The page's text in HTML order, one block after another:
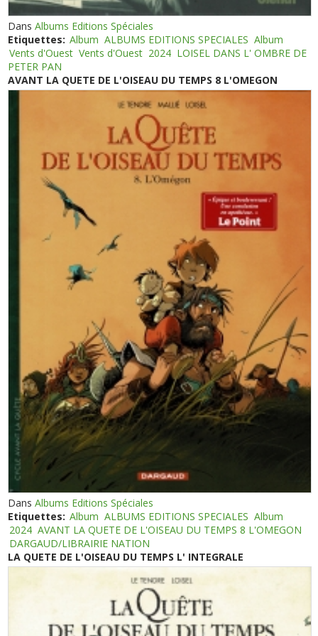
DansAlbums Editions Spéciales
Etiquettes: Album ALBUMS EDITIONS SPECIALES Album
Vents d'Ouest Vents d'Ouest 2024 LOISEL DANS L' OMBRE DE
PETER PAN
AVANT LA QUETE DE L'OISEAU DU TEMPS 8 L'OMEGON
DansAlbums Editions Spéciales
Etiquettes: Album ALBUMS EDITIONS SPECIALES Album
2024 AVANT LA QUETE DE L'OISEAU DU TEMPS 8 L'OMEGON
DARGAUD/LIBRAIRIE NATION
LA QUETE DE L'OISEAU DU TEMPS L' INTEGRALE